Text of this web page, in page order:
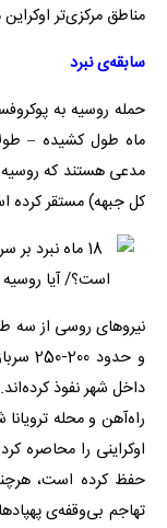
مناطق مرکزی‌تر
سابقه‌ی نبرد
ماه طول کشیده –
کل جبهه) مستقر کرده
نیروهای روسی از سه
داخل شهر نفوذ
اوکراینی را محاصره
حفظ کرده است،
تهاجم بی‌وقفه‌ی